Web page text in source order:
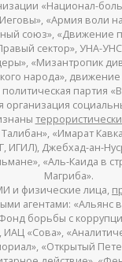
«Национал-
«Армия воли
союз», «Движение
сектор», УНА-
«Мизантропик
народа»,
партия
организация
«Имарат
ИГИЛ), Джебхад-ан-
«Аль-Каида в
Магриба».
и физические лица,
агентами: «Альянс
борьбы с
ИАЦ «Сова»,
«Открытый